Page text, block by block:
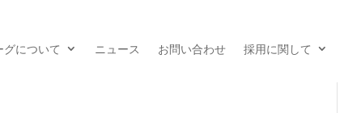
グについて ニュース お問い合わせ 採用に関して